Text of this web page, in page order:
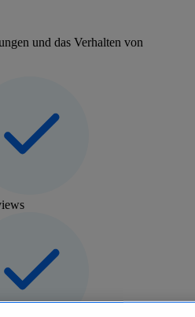
und das Verhalten von